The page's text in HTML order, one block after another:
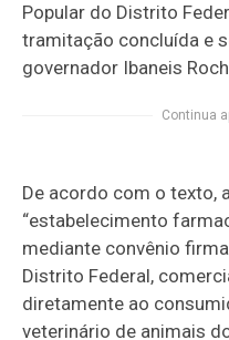
Popular do Distrito
tramitação concluída e
governador Ibaneis
Continua
De acordo com o texto,
“estabelecimento
mediante convênio
Distrito Federal,
diretamente ao
veterinário de animais